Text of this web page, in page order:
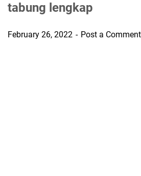
tabung lengkap
February 26, 2022 Post a Comment